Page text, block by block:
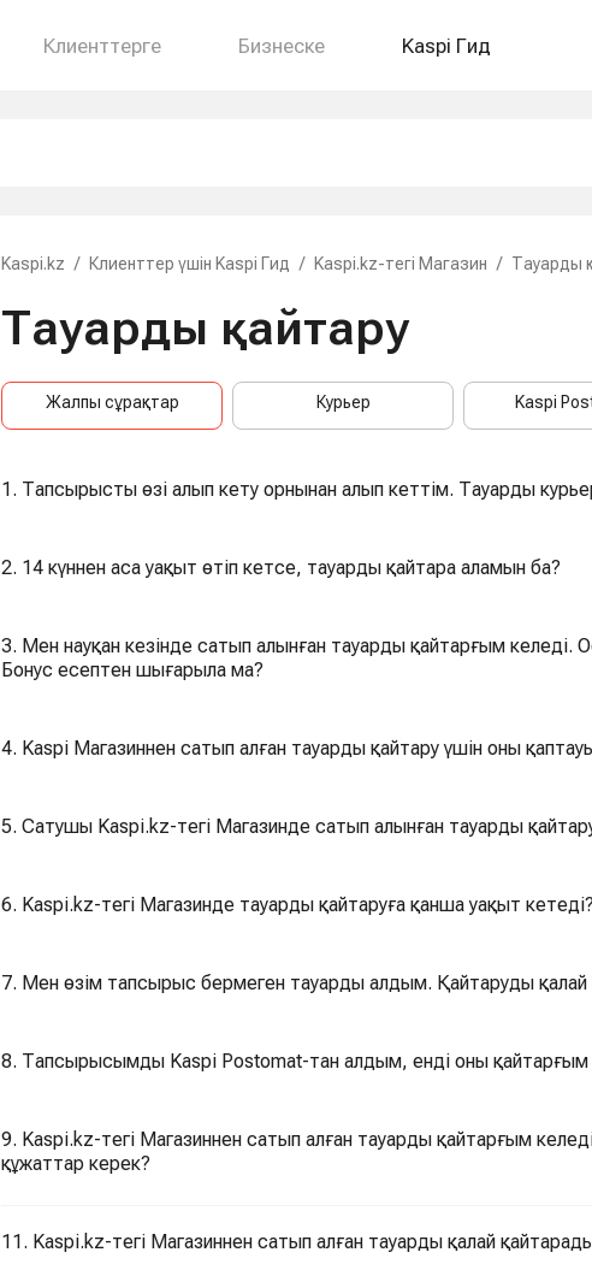
Клиенттерге Бизнеске Kaspi Гид
Kaspi.kz / Клиенттер үшін Kaspi Гид / Kaspi.kz-тегі Магазин / Тауарды
Тауарды қайтару
Жалпы сұрақтар Курьер Kaspi
1. Тапсырысты өзі алып кету орнынан алып кеттім. Тауарды
2. 14 күннен аса уақыт өтіп кетсе, тауарды қайтара аламын ба?
3. Мен науқан кезінде сатып алынған тауарды қайтарғым келеді.
Бонус есептен шығарыла ма?
4. Kaspi Магазиннен сатып алған тауарды қайтару үшін оны
5. Сатушы Kaspi.kz-тегі Магазинде сатып алынған тауарды
6. Kaspi.kz-тегі Магазинде тауарды қайтаруға қанша уақыт кетеді?
7. Мен өзім тапсырыс бермеген тауарды алдым. Қайтаруды қалай
8. Тапсырысымды Kaspi Postomat-тан алдым, енді оны қайтарғым
9. Kaspi.kz-тегі Магазиннен сатып алған тауарды қайтарғым
құжаттар керек?
11. Kaspi.kz-тегі Магазиннен сатып алған тауарды қалай